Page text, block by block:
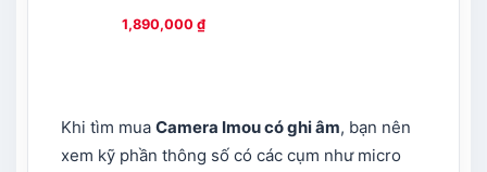
1,890,000 ₫
Khi tìm mua Camera Imou có ghi âm, bạn nên
xem kỹ phần thông số có các cụm như micro